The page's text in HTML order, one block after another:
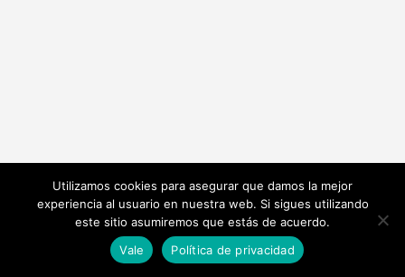
Utilizamos cookies para asegurar que damos la mejor
experiencia al usuario en nuestra web. Si sigues utilizando
este sitio asumiremos que estás de acuerdo.
Vale
Política de privacidad